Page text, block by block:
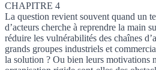
CHAPITRE 4
La question revient souvent quand un
d’acteurs cherche à reprendre la main
réduire les vulnérabilités des chaînes
grands groupes industriels et
la solution ? Ou bien leurs motivations